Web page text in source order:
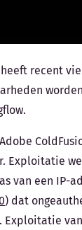
recent
Exploitatie
van een IP-
) dat